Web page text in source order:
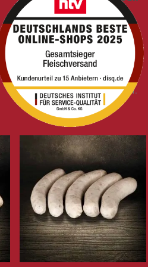
im Geschmack|
Bestseller | 5 Stück |
365g
10,90 €
2,99 €/ 100 g
7% USt. sind schon drin –
Versandkommt obendrauf.
sofort verfügbar